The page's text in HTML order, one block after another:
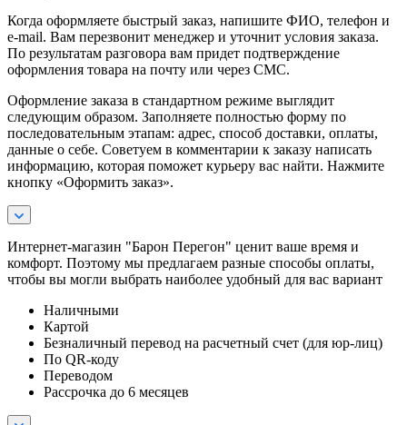
Когда оформляете быстрый заказ, напишите ФИО, телефон и
e-mail. Вам перезвонит менеджер и уточнит условия заказа.
По результатам разговора вам придет подтверждение
оформления товара на почту или через СМС.
Оформление заказа в стандартном режиме выглядит
следующим образом. Заполняете полностью форму по
последовательным этапам: адрес, способ доставки, оплаты,
данные о себе. Советуем в комментарии к заказу написать
информацию, которая поможет курьеру вас найти. Нажмите
кнопку «Оформить заказ».
Интернет-магазин "Барон Перегон" ценит ваше время и
комфорт. Поэтому мы предлагаем разные способы оплаты,
чтобы вы могли выбрать наиболее удобный для вас вариант
Наличными
Картой
Безналичный перевод на расчетный счет (для юр-лиц)
По QR-коду
Переводом
Рассрочка до 6 месяцев